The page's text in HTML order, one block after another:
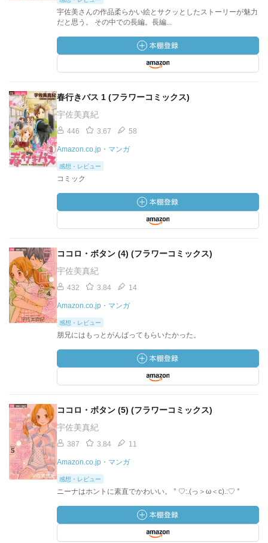
宇佐美さんの作品柔らかい絵とサクッとしたストーリーが魅力
だと思う。 その中での長編。長編...
春行きバス 1 (フラワーコミックス)
宇佐美真紀
446 3.67 58
Amazon.co.jp・マンガ
感想・レビュー
コミック
ココロ・ボタン (4) (フラワーコミックス)
宇佐美真紀
432 3.84 14
Amazon.co.jp・マンガ
感想・レビュー
朋兄にはもっとがんばってもらいたかった。
ココロ・ボタン (5) (フラワーコミックス)
宇佐美真紀
387 3.84 11
Amazon.co.jp・マンガ
感想・レビュー
ニーナはホントに素直でかわいい。 ° ♡:.(っ＞ω＜c).:♡ °